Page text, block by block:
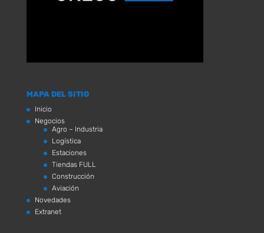
MAPA DEL SITIO
Inicio
Negocios
Agro – Industria
Logística
Estaciones
Tiendas FULL
Construcción
Aviación
Novedades
Extranet